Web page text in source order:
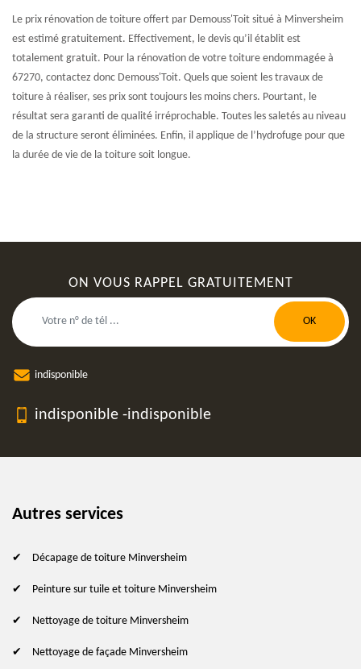
Le prix rénovation de toiture offert par Demouss'Toit situé à Minversheim
est estimé gratuitement. Effectivement, le devis qu’il établit est
totalement gratuit. Pour la rénovation de votre toiture endommagée à
67270, contactez donc Demouss'Toit. Quels que soient les travaux de
toiture à réaliser, ses prix sont toujours les moins chers. Pourtant, le
résultat sera garanti de qualité irréprochable. Toutes les saletés au niveau
de la structure seront éliminées. Enfin, il applique de l’hydrofuge pour que
la durée de vie de la toiture soit longue.
ON VOUS RAPPEL GRATUITEMENT
indisponible
indisponible -indisponible
Autres services
Décapage de toiture Minversheim
Peinture sur tuile et toiture Minversheim
Nettoyage de toiture Minversheim
Nettoyage de façade Minversheim